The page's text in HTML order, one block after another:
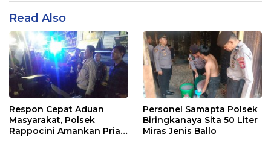
Read Also
Respon Cepat Aduan
Masyarakat, Polsek
Rappocini Amankan Pria
Personel Samapta Polsek
Biringkanaya Sita 50 Liter
Miras Jenis Ballo